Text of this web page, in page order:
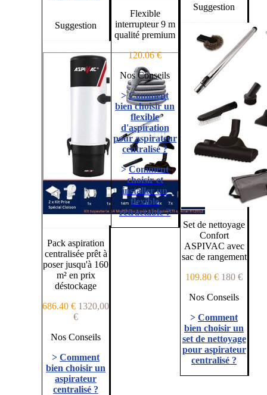
Suggestion
Pack aspiration
centralisée prêt à
poser jusqu'à 160
m² en prix
déstockage
686.40 € 1320,00
€
Nos Conseils
> Comment
bien choisir un
aspirateur
centralisé ?
Flexible
interrupteur 9 m
qualité premium
120.06 €
Nos Conseils
>Comment
bien choisir un
flexible
d'aspiration
pour aspirateur
centralisé ?
>Comment
choisir et
installer un
flexible
rétractable ?
Suggestion
Set de nettoyage
Confort
ASPIVAC avec
sac de rangement
109.80 € 180 €
Nos Conseils
> Comment
bien choisir un
set de nettoyage
pour aspirateur
centralisé ?